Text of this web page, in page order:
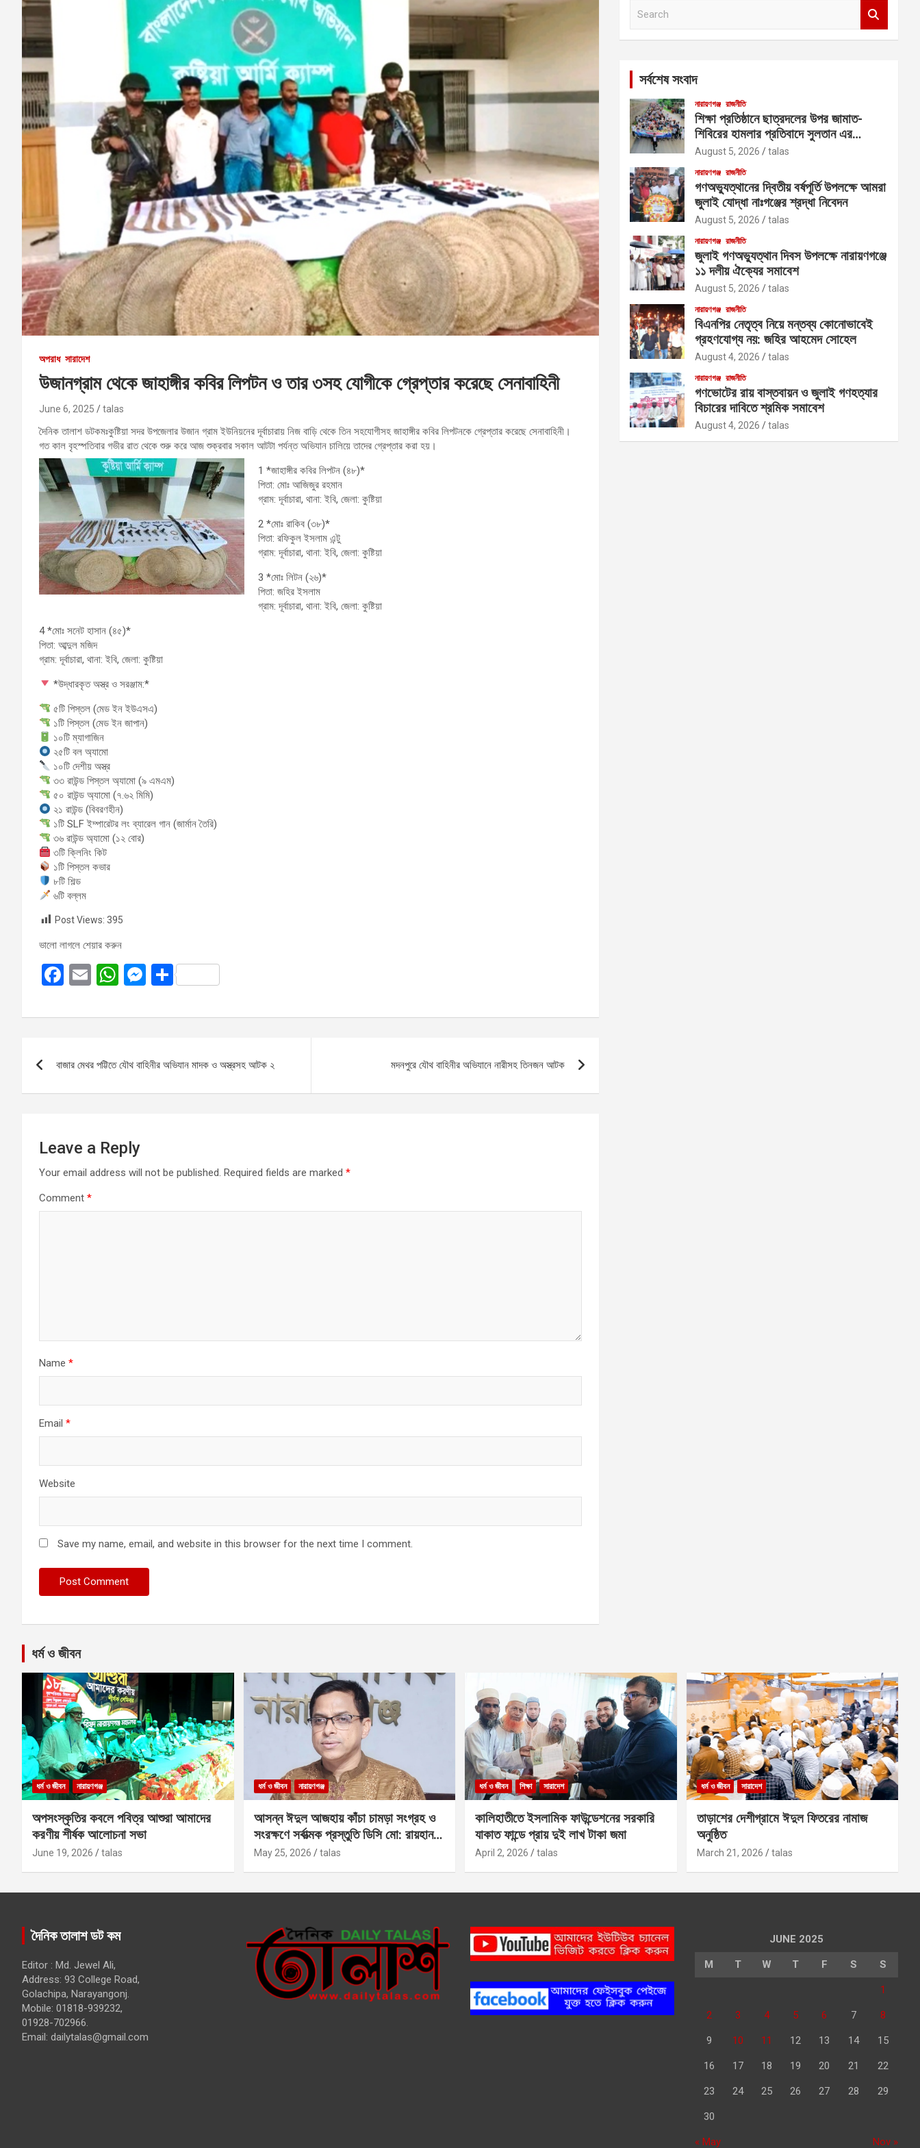
অপরাধ সারাদেশ
উজানগ্রাম থেকে জাহাঙ্গীর কবির লিপটন ও তার ৩সহ যোগীকে গ্রেপ্তার করেছে সেনাবাহিনী
June 6, 2025 talas
দৈনিক তালাশ ডটকমঃকুষ্টিয়া সদর উপজেলার উজান গ্রাম ইউনিয়নের দূর্বাচারায় নিজ বাড়ি থেকে তিন সহযোগীসহ জাহাঙ্গীর কবির লিপটনকে গ্রেপ্তার করেছে সেনাবাহিনী।
গত কাল বৃহস্পতিবার গভীর রাত থেকে শুরু করে আজ শুক্রবার সকাল আটটা পর্যন্ত অভিযান চালিয়ে তাদের গ্রেপ্তার করা হয়।
1️ *জাহাঙ্গীর কবির লিপটন (৪৮)*
পিতা: মোঃ আজিজুর রহমান
গ্রাম: দূর্বাচারা, থানা: ইবি, জেলা: কুষ্টিয়া
2️ *মোঃ রাকিব (৩৮)*
পিতা: রফিকুল ইসলাম এন্টু
গ্রাম: দূর্বাচারা, থানা: ইবি, জেলা: কুষ্টিয়া
3️ *মোঃ লিটন (২৬)*
পিতা: জহির ইসলাম
গ্রাম: দূর্বাচারা, থানা: ইবি, জেলা: কুষ্টিয়া
4️ *মোঃ সনেট হাসান (৪৫)*
পিতা: আব্দুল মজিদ
গ্রাম: দূর্বাচারা, থানা: ইবি, জেলা: কুষ্টিয়া
*উদ্ধারকৃত অস্ত্র ও সরঞ্জাম:*
৫টি পিস্তল (মেড ইন ইউএসএ)
১টি পিস্তল (মেড ইন জাপান)
১০টি ম্যাগাজিন
২৫টি বল অ্যামো
১০টি দেশীয় অস্ত্র
৩৩ রাউন্ড পিস্তল অ্যামো (৯ এমএম)
৫০ রাউন্ড অ্যামো (৭.৬২ মিমি)
২১ রাউন্ড (বিবরণহীন)
১টি SLF ইম্পারেটর লং ব্যারেল গান (জার্মান তৈরি)
৩৬ রাউন্ড অ্যামো (১২ বোর)
৩টি ক্লিনিং কিট
১টি পিস্তল কভার
৮টি শিল্ড
৬টি বল্লম
Post Views: 395
ভালো লাগলে শেয়ার করুন
F
ce
o
E
ail
W
at
A
M
se
g
S
ar
navigation
বাজার মেথর পট্টিতে যৌথ বাহিনীর অভিযান মাদক ও অস্ত্রসহ আটক ২ মদনপুরে যৌথ বাহিনীর অভিযানে নারীসহ তিনজন আটক
Leave a Reply
Your email address will not be published. Required fields are marked *
Comment *
Name *
Email *
Website
Save my name, email, and website in this browser for the next time I comment.
সর্বশেষ সংবাদ
নারায়ণগঞ্জ রাজনীতি
শিক্ষা প্রতিষ্ঠানে ছাত্রদলের উপর জামাত-
শিবিরের হামলার প্রতিবাদে সুলতান এর
নেতৃত্বে বিক্ষোভ
August 5, 2026 talas
নারায়ণগঞ্জ রাজনীতি
গণঅভ্যুত্থানের দ্বিতীয় বর্ষপূর্তি উপলক্ষে আমরা
জুলাই যোদ্ধা নাঃগঞ্জের শ্রদ্ধা নিবেদন
August 5, 2026 talas
নারায়ণগঞ্জ রাজনীতি
জুলাই গণঅভ্যুত্থান দিবস উপলক্ষে নারায়ণগঞ্জে
১১ দলীয় ঐক্যের সমাবেশ
August 5, 2026 talas
নারায়ণগঞ্জ রাজনীতি
বিএনপির নেতৃত্ব নিয়ে মন্তব্য কোনোভাবেই
গ্রহণযোগ্য নয়: জহির আহমেদ সোহেল
August 4, 2026 talas
নারায়ণগঞ্জ রাজনীতি
গণভোটের রায় বাস্তবায়ন ও জুলাই গণহত্যার
বিচারের দাবিতে শ্রমিক সমাবেশ
August 4, 2026 talas
ধর্ম ও জীবন
ধর্ম ও জীবন নারায়ণগঞ্জ
অপসংস্কৃতির কবলে পবিত্র আশুরা আমাদের
করণীয় শীর্ষক আলোচনা সভা
June 19, 2026 talas
ধর্ম ও জীবন নারায়ণগঞ্জ
আসন্ন ঈদুল আজহায় কাঁচা চামড়া সংগ্রহ ও
সংরক্ষণে সর্বাত্মক প্রস্তুতি ডিসি মো: রায়হান
কবির
May 25, 2026 talas
ধর্ম ও জীবন শিক্ষা সারাদেশ
কালিহাতীতে ইসলামিক ফাউন্ডেশনের সরকারি
যাকাত ফান্ডে প্রায় দুই লাখ টাকা জমা
April 2, 2026 talas
ধর্ম ও জীবন সারাদেশ
তাড়াশের দেশীগ্রামে ঈদুল ফিতরের নামাজ
অনুষ্ঠিত
March 21, 2026 talas
দৈনিক তালাশ ডট কম
Editor : Md. Jewel Ali,
Address: 93 College Road,
Golachipa, Narayangonj.
Mobile: 01818-939232,
01928-702966.
Email: dailytalas@gmail.com
JUNE 2025
M T W T F S S
1
2 3 4 5 6 7 8
9 10 11 12 13 14 15
16 17 18 19 20 21 22
23 24 25 26 27 28 29
30
« May Nov »